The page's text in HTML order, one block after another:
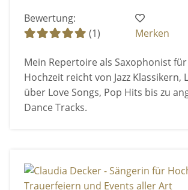
Bewertung:
(1)
Merken
Mein Repertoire als Saxophonist
Hochzeit reicht von Jazz Klassikern,
über Love Songs, Pop Hits bis zu
Dance Tracks.